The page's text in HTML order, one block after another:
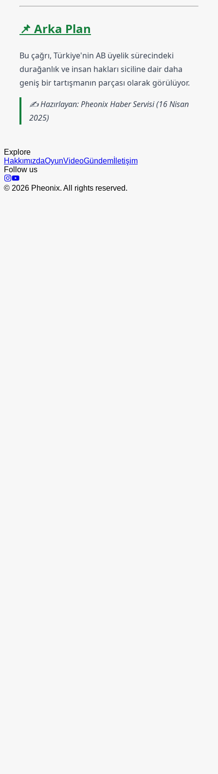
📌 Arka Plan
Bu çağrı, Türkiye'nin AB üyelik sürecindeki
durağanlık ve insan hakları siciline dair daha
geniş bir tartışmanın parçası olarak görülüyor.
✍️Hazırlayan: Pheonix Haber Servisi (16 Nisan
2025)
Explore
HakkımızdaOyunVideoGündem İletişim
Follow us
© 2026 Pheonix. All rights reserved.